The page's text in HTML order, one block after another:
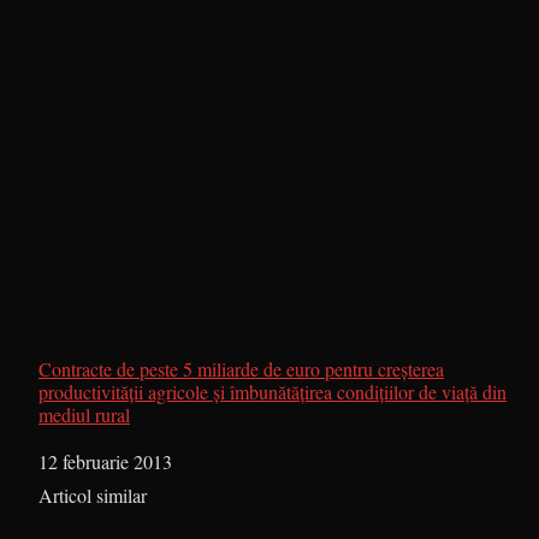
Contracte de peste 5 miliarde de euro pentru creșterea
productivității agricole și îmbunătățirea condițiilor de viață din
mediul rural
Dată
12 februarie 2013
În legătură cu
Articol similar